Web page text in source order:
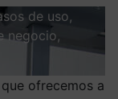
de uso,
negocio,
ofrecemos a